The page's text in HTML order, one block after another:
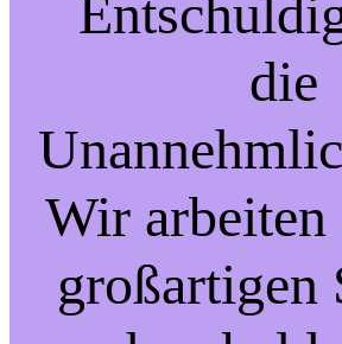
die
Wir arbeiten
großartigen